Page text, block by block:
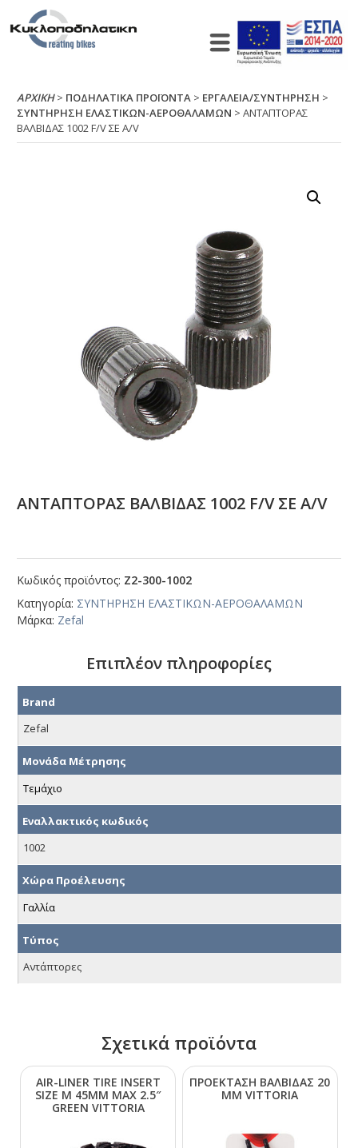
ΑΡΧΙΚΉ> ΠΟΔΗΛΑΤΙΚΑ ΠΡΟΪΟΝΤΑ > ΕΡΓΑΛΕΙΑ/ΣΥΝΤΗΡΗΣΗ >
ΣΥΝΤΗΡΗΣΗ ΕΛΑΣΤΙΚΩΝ-ΑΕΡΟΘΑΛΑΜΩΝ > ΑΝΤΑΠΤΟΡΑΣ
ΒΑΛΒΙΔΑΣ 1002 F/V ΣΕ Α/V
ΑΝΤΑΠΤΟΡΑΣ ΒΑΛΒΙΔΑΣ 1002 F/V ΣΕ Α/V
Κωδικός προϊόντος: Ζ2-300-1002
Κατηγορία: ΣΥΝΤΗΡΗΣΗ ΕΛΑΣΤΙΚΩΝ-ΑΕΡΟΘΑΛΑΜΩΝ
Μάρκα: Zefal
Επιπλέον πληροφορίες
Brand
Zefal
Μονάδα Μέτρησης
Τεμάχιο
Εναλλακτικός κωδικός
1002
Χώρα Προέλευσης
Γαλλία
Τύπος
Αντάπτορες
Σχετικά προϊόντα
ΑΙR-LΙΝΕR ΤΙRΕ ΙΝSΕRΤ
SΙΖΕ Μ 45ΜΜ ΜΑΧ 2.5″
GRΕΕΝ VΙΤΤΟRΙΑ
ΠΡΟΕΚΤΑΣΗ ΒΑΛΒΙΔΑΣ 20
ΜΜ VΙΤΤΟRΙΑ